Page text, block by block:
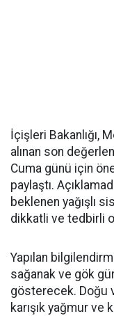
İçişleri Bakanlığı,
alınan son
Cuma günü için
paylaştı.
beklenen yağışlı
dikkatli ve tedbirli
Yapılan
sağanak ve gök
gösterecek. Doğu
karışık yağmur ve